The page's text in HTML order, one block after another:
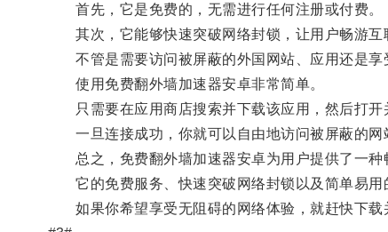
首先，它是免费的，无需进行任何注册或付费。
其次，它能够快速突破网络封锁，让用户畅游互
不管是需要访问被屏蔽的外国网站、应用还是享
使用免费翻外墙加速器安卓非常简单。
只需要在应用商店搜索并下载该应用，然后打开
一旦连接成功，你就可以自由地访问被屏蔽的网
总之，免费翻外墙加速器安卓为用户提供了一种
它的免费服务、快速突破网络封锁以及简单易用
如果你希望享受无阻碍的网络体验，就赶快下载